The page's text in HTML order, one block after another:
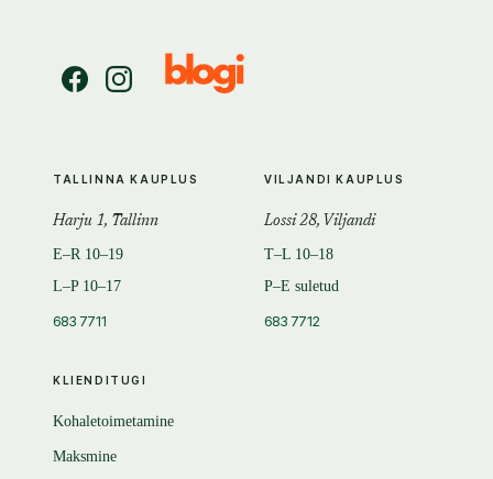
KLIENDITUGI
Kohaletoimetamine
Maksmine
TALLINNA KAUPLUS
Harju 1, Tallinn
E–R 10–19
L–P 10–17
683 7711
VILJANDI KAUPLUS
Lossi 28, Viljandi
T–L 10–18
P–E suletud
683 7712